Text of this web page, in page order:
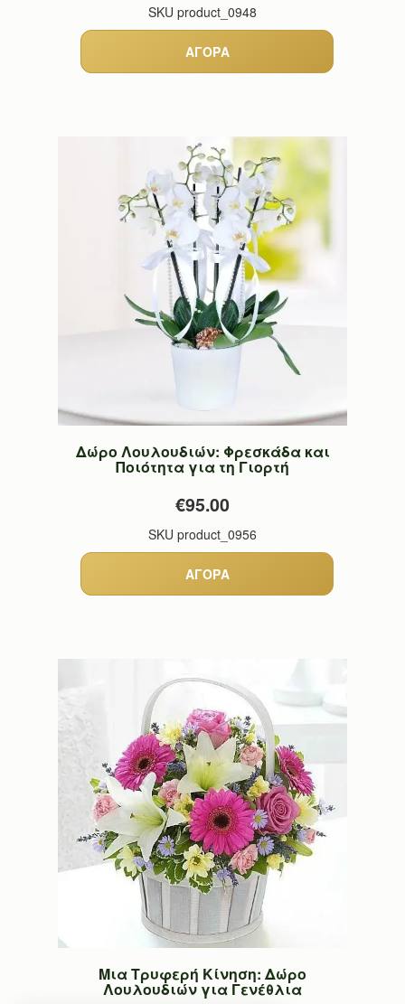
SKU product_0948
Δώρο Λουλουδιών: Φρεσκάδα και
Ποιότητα για τη Γιορτή
€95.00
SKU product_0956
Μια Τρυφερή Κίνηση: Δώρο
Λουλουδιών για Γενέθλια